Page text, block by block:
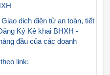
dịch điện tử an toàn, tiết
Ký Kê khai BHXH -
đầu của các doanh
link: